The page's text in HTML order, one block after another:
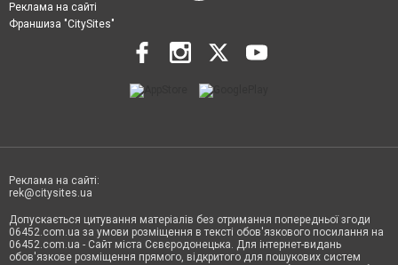
Реклама на сайті
Франшиза "CitySites"
Реклама на сайті:
rek@citysites.ua
Допускається цитування матеріалів без отримання попередньої згоди
06452.com.ua за умови розміщення в тексті обов'язкового посилання на
06452.com.ua - Сайт міста Сєвєродонецька. Для інтернет-видань
обов'язкове розміщення прямого, відкритого для пошукових систем